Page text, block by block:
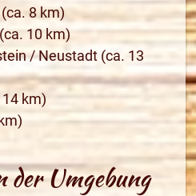
8 km)
10 km)
/ Neustadt (ca. 13
km)
Umgebung